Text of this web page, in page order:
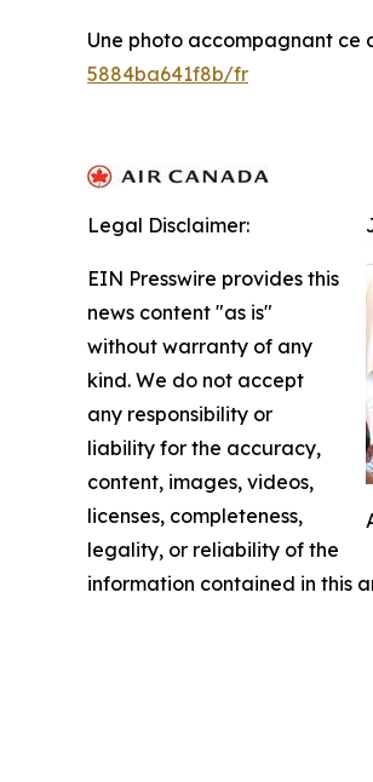
Une photo accompagnant ce
5884ba641f8b/fr
Legal Disclaimer:
EIN Presswire provides this
news content "as is"
without warranty of any
kind. We do not accept
any responsibility or
liability for the accuracy,
content, images, videos,
licenses, completeness,
legality, or reliability of the
information contained in this